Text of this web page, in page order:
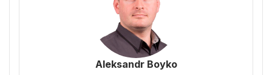
Aleksandr Boyko